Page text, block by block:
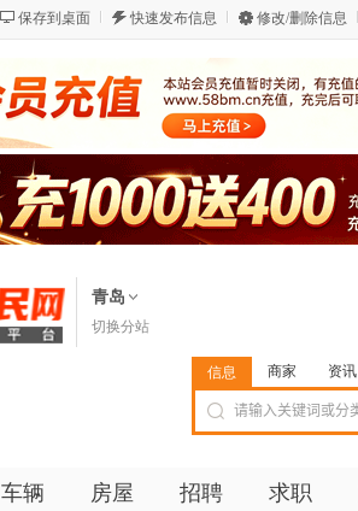
保存到桌面 快速发布信息 修改/删除信息
青岛
切换分站
信息 商家 资讯
车辆 房屋 招聘 求职